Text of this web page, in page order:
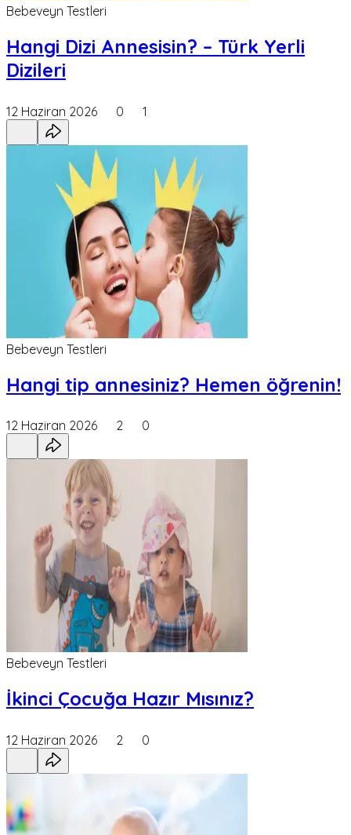
Bebeveyn Testleri
Hangi Dizi Annesisin? – Türk Yerli
Dizileri
12 Haziran 2026 0 1
Bebeveyn Testleri
Hangi tip annesiniz? Hemen öğrenin!
12 Haziran 2026 2 0
Bebeveyn Testleri
İkinci Çocuğa Hazır Mısınız?
12 Haziran 2026 2 0